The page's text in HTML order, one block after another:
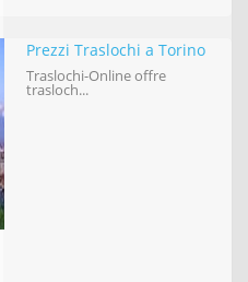
Prezzi Traslochi a Torino
Traslochi-Online offre
trasloch...